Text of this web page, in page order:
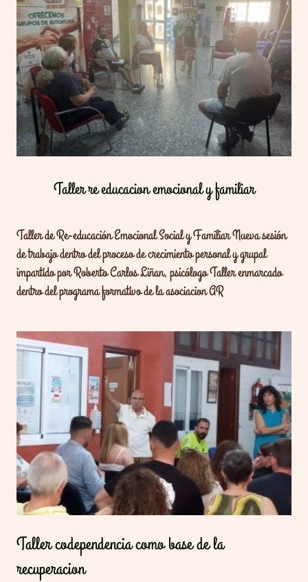
Taller re educacion emocional y familiar
Taller de Re‑educación Emocional Social y Familiar Nueva sesión
de trabajo dentro del proceso de crecimiento personal y grupal
impartido por Roberto Carlos Liñan, psicólogo Taller enmarcado
dentro del programa formativo de la asociacion AR
Taller codependencia como base de la
recuperacion